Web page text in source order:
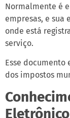
Normalmente é
empresas, e sua
onde está
serviço.
Esse
dos impostos